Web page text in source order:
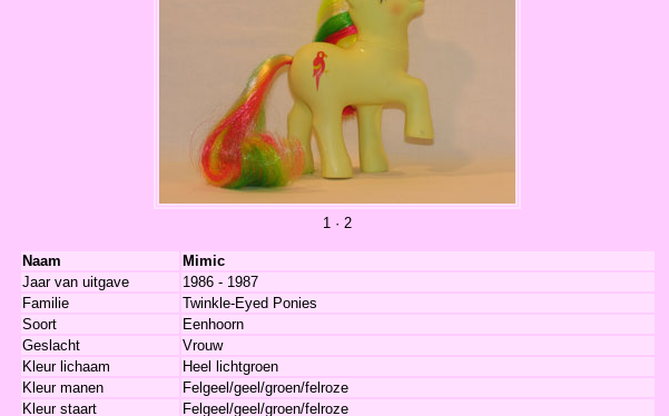
1 · 2
Naam
Mimic
Jaar van uitgave
1986 - 1987
Familie
Twinkle-Eyed Ponies
Soort
Eenhoorn
Geslacht
Vrouw
Kleur lichaam
Heel lichtgroen
Kleur manen
Felgeel/geel/groen/felroze
Kleur staart
Felgeel/geel/groen/felroze